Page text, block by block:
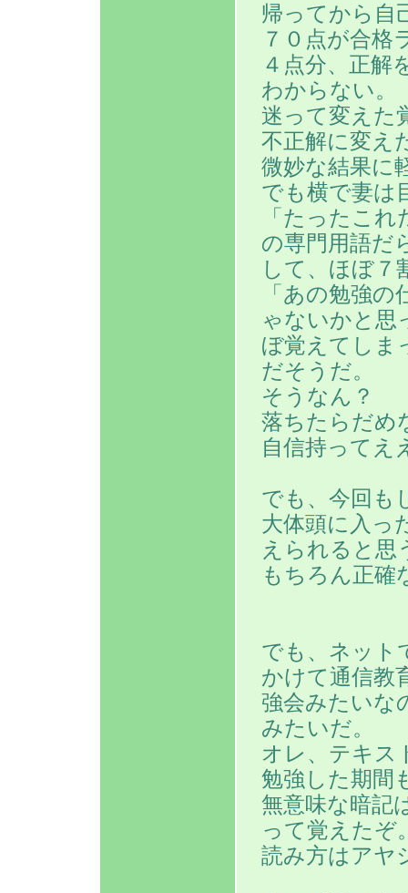
帰ってから自
７０点が合格
４点分、正解
わからない。
迷って変えた
不正解に変え
微妙な結果に
でも横で妻は
「たったこ
の専門用語だ
して、ほぼ７
「あの勉強
ゃないかと思
ぼ覚えてしま
だそうだ。
そうなん？
落ちたらだめ
自信持ってえ
でも、今回も
大体頭に入っ
えられると思
もちろん正確
でも、ネット
かけて通信教
強会みたいな
みたいだ。
オレ、テキス
勉強した期間
無意味な暗記
って覚えたぞ
読み方はアヤ